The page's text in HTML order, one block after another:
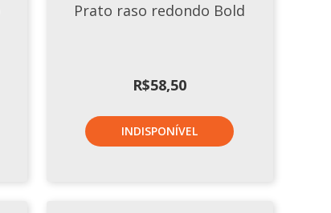
Prato raso redondo Bold
R$58,50
INDISPONÍVEL